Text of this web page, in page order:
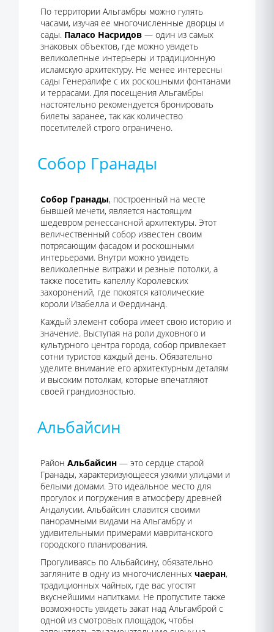
По территории Альгамбры можно гулять
часами, изучая ее многочисленные дворцы и
сады. Паласо Насридов — один из самых
знаковых объектов, где можно увидеть
великолепные интерьеры и традиционную
исламскую архитектуру. Не менее интересны
сады Генералифе с их роскошными фонтанами
и террасами. Для посещения Альгамбры
настоятельно рекомендуется бронировать
билеты заранее, так как количество
посетителей строго ограничено.
Собор Гранады
Собор Гранады, построенный на месте
бывшей мечети, является настоящим
шедевром ренессансной архитектуры. Этот
величественный собор известен своим
потрясающим фасадом и роскошными
интерьерами. Внутри можно увидеть
великолепные витражи и резные потолки, а
также посетить капеллу Королевских
захоронений, где покоятся католические
короли Изабелла и Фердинанд.
Каждый элемент собора имеет свою историю и
значение. Выступая на роли духовного и
культурного центра города, собор привлекает
сотни туристов каждый день. Обязательно
уделите внимание его архитектурным деталям
и высоким потолкам, которые впечатляют
своей грандиозностью.
Альбайсин
Район Альбайсин — это сердце старой
Гранады, характеризующееся узкими улицами и
белыми домами. Это идеальное место для
прогулок и погружения в атмосферу древней
Андалусии. Альбайсин славится своими
панорамными видами на Альгамбру и
удивительными примерами мавританского
городского планирования.
Прогуливаясь по Альбайсину, обязательно
загляните в одну из многочисленных чаеран,
традиционных чайных, где вас угостят
вкуснейшими напитками. Не пропустите также
возможность увидеть закат над Альгамброй с
одной из смотровых площадок, чтобы